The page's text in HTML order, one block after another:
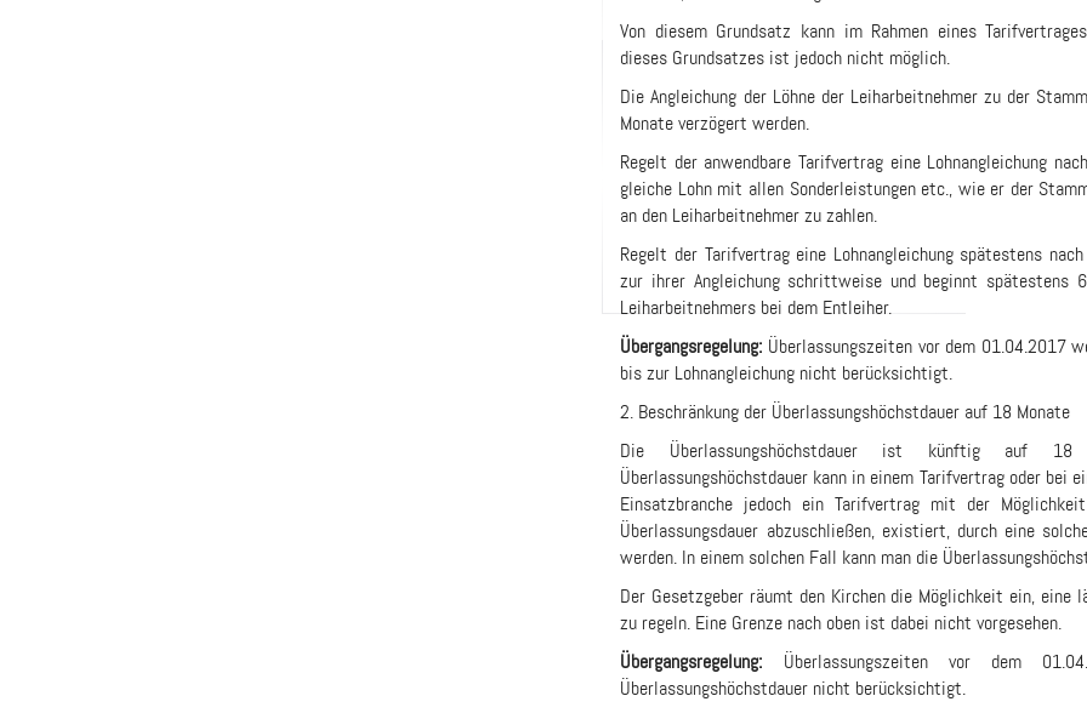
Von diesem Grundsatz kann im Rahmen eines
dieses Grundsatzes ist jedoch nicht möglich.
Die Angleichung der Löhne der Leiharbeitnehmer zu der
Monate verzögert werden.
Regelt der anwendbare Tarifvertrag eine Lohnangleichung
gleiche Lohn mit allen Sonderleistungen etc., wie er der
an den Leiharbeitnehmer zu zahlen.
Regelt der Tarifvertrag eine Lohnangleichung spätestens
zur ihrer Angleichung schrittweise und beginnt spätestens
Leiharbeitnehmers bei dem Entleiher.
Übergangsregelung: Überlassungszeiten vor dem 01.04.2017
bis zur Lohnangleichung nicht berücksichtigt.
2. Beschränkung der Überlassungshöchstdauer auf 18 Monate
Die Überlassungshöchstdauer ist künftig auf 18
Überlassungshöchstdauer kann in einem Tarifvertrag oder bei
Einsatzbranche jedoch ein Tarifvertrag mit der
Überlassungsdauer abzuschließen, existiert, durch eine
werden. In einem solchen Fall kann man die
Der Gesetzgeber räumt den Kirchen die Möglichkeit ein, eine
zu regeln. Eine Grenze nach oben ist dabei nicht vorgesehen.
Übergangsregelung: Überlassungszeiten vor dem
Überlassungshöchstdauer nicht berücksichtigt.